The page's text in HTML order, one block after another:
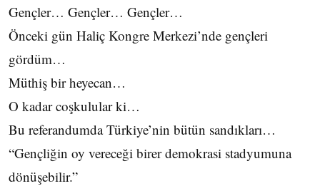
Gençler… Gençler… Gençler…
Önceki gün Haliç Kongre Merkezi’nde gençleri
gördüm…
Müthiş bir heyecan…
O kadar coşkulular ki…
Bu referandumda Türkiye’nin bütün sandıkları…
“Gençliğin oy vereceği birer demokrasi stadyumuna
dönüşebilir.”